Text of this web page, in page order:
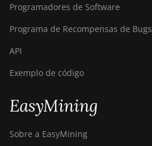
Programadores de Software
Programa de Recompensas de Bugs
API
Exemplo de código
EasyMining
Sobre a EasyMining